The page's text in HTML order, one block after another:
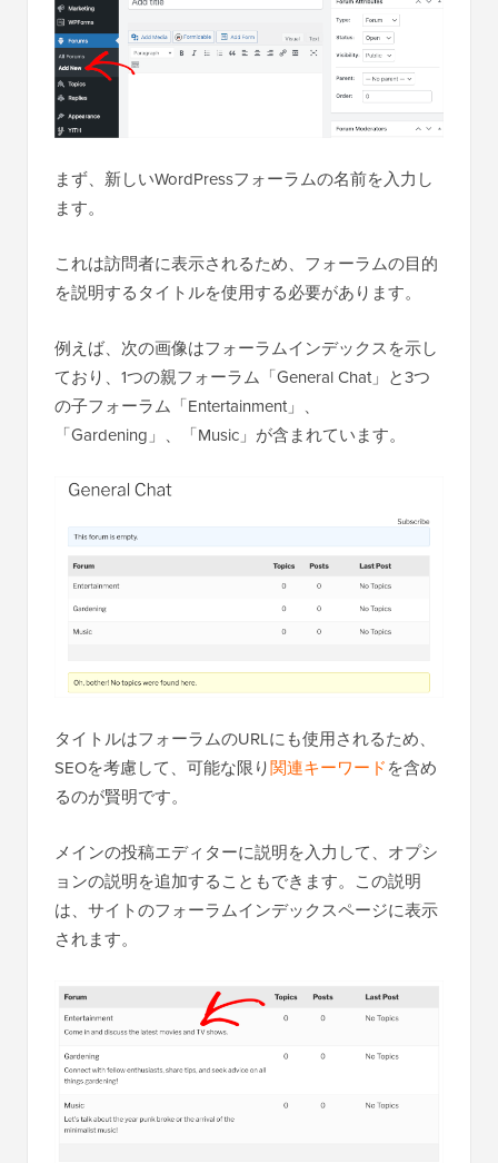
まず、新しいWordPressフォーラムの名前を入力し
ます。
これは訪問者に表示されるため、フォーラムの目的
を説明するタイトルを使用する必要があります。
例えば、次の画像はフォーラムインデックスを示し
ており、1つの親フォーラム「General Chat」と3つ
の子フォーラム「Entertainment」、
「Gardening」、「Music」が含まれています。
タイトルはフォーラムのURLにも使用されるため、
SEOを考慮して、可能な限り関連キーワードを含め
るのが賢明です。
メインの投稿エディターに説明を入力して、オプシ
ョンの説明を追加することもできます。この説明
は、サイトのフォーラムインデックスページに表示
されます。